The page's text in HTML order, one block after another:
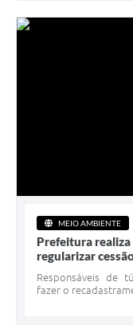
MEIO AMBIENTE
Prefeitura
regularizar
Responsáveis de
fazer o